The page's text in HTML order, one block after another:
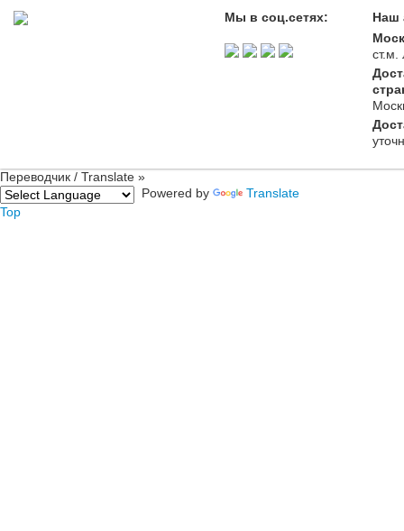
Мы в соц.сетях:
Наш
ст.м.
Переводчик / Translate »
Powered by
Translate
Top